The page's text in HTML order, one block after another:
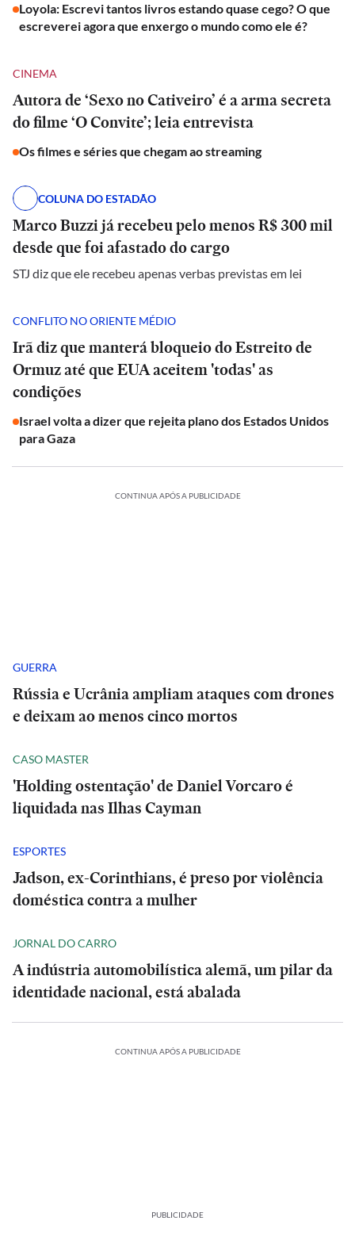
Loyola: Escrevi tantos livros estando quase cego? O que
escreverei agora que enxergo o mundo como ele é?
CINEMA
Autora de ‘Sexo no Cativeiro’ é a arma secreta
do filme ‘O Convite’; leia entrevista
Os filmes e séries que chegam ao streaming
COLUNA DO ESTADÃO
Marco Buzzi já recebeu pelo menos R$ 300 mil
desde que foi afastado do cargo
STJ diz que ele recebeu apenas verbas previstas em lei
CONFLITO NO ORIENTE MÉDIO
Irã diz que manterá bloqueio do Estreito de
Ormuz até que EUA aceitem 'todas' as
condições
Israel volta a dizer que rejeita plano dos Estados Unidos
para Gaza
CONTINUA APÓS A PUBLICIDADE
GUERRA
Rússia e Ucrânia ampliam ataques com drones
e deixam ao menos cinco mortos
CASO MASTER
'Holding ostentação' de Daniel Vorcaro é
liquidada nas Ilhas Cayman
ESPORTES
Jadson, ex-Corinthians, é preso por violência
doméstica contra a mulher
JORNAL DO CARRO
A indústria automobilística alemã, um pilar da
identidade nacional, está abalada
CONTINUA APÓS A PUBLICIDADE
PUBLICIDADE